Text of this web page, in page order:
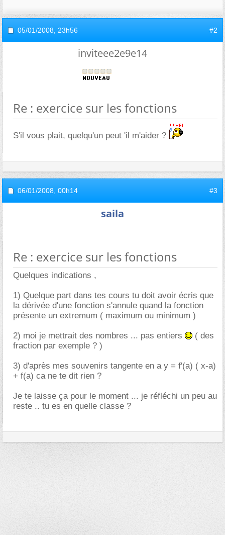
05/01/2008, 23h56 #2
inviteee2e9e14
Re : exercice sur les fonctions
S'il vous plait, quelqu'un peut 'il m'aider ?
06/01/2008, 00h14 #3
saila
Re : exercice sur les fonctions
Quelques indications ,
1) Quelque part dans tes cours tu doit avoir écris que
la dérivée d'une fonction s'annule quand la fonction
présente un extremum ( maximum ou minimum )
2) moi je mettrait des nombres ... pas entiers
( des
fraction par exemple ? )
3) d'après mes souvenirs tangente en a y = f'(a) ( x-a)
+ f(a) ca ne te dit rien ?
Je te laisse ça pour le moment ... je réfléchi un peu au
reste .. tu es en quelle classe ?